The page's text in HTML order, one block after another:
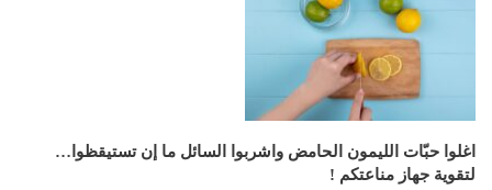
اغلوا حبّات الليمون الحامض واشربوا السائل ما إن تستيقظوا…
لتقوية جهاز مناعتكم !